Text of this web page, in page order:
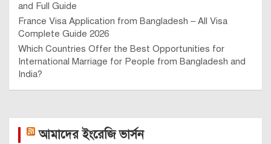
and Full Guide
France Visa Application from Bangladesh – All Visa
Complete Guide 2026
Which Countries Offer the Best Opportunities for
International Marriage for People from Bangladesh and
India?
আমাদের ইংরেজি ভার্সন